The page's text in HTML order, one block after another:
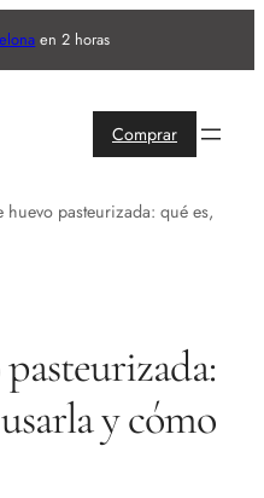
en 2 horas
Comprar
huevo pasteurizada: qué es,
y cómo